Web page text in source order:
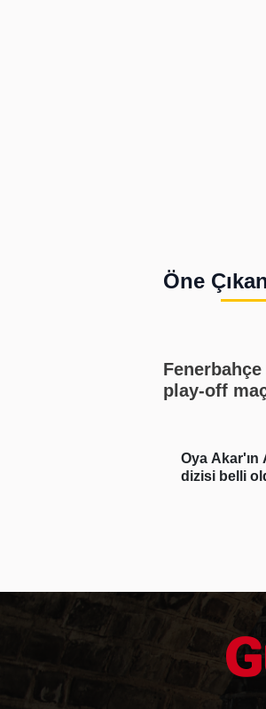
Öne
play-off
Graz
muhtemel
Oya Akar'ın
dizisi belli